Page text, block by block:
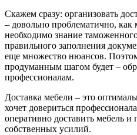
Скажем сразу: организовать
– довольно проблематично,
необходимо знание
правильного заполнения
еще множество нюансов.
продуманным шагом будет –
профессионалам.
Доставка мебели – это
хочет довериться
оперативно доставить мебель и
собственных усилий.